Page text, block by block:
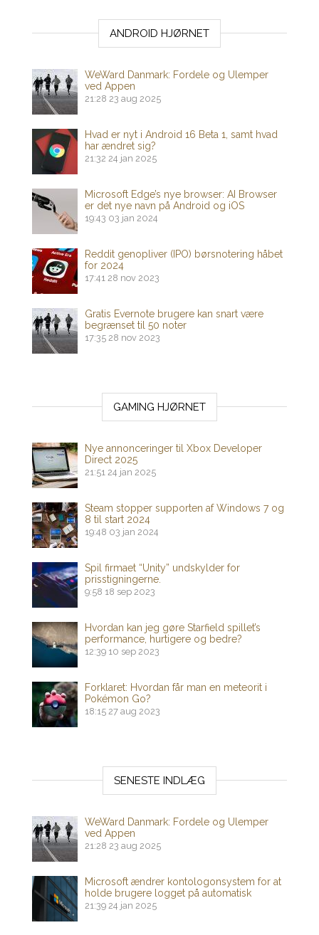
ANDROID HJØRNET
WeWard Danmark: Fordele og Ulemper
ved Appen
21:28 23 aug 2025
Hvad er nyt i Android 16 Beta 1, samt hvad
har ændret sig?
21:32 24 jan 2025
Microsoft Edge’s nye browser: AI Browser
er det nye navn på Android og iOS
19:43 03 jan 2024
Reddit genopliver (IPO) børsnotering håbet
for 2024
17:41 28 nov 2023
Gratis Evernote brugere kan snart være
begrænset til 50 noter
17:35 28 nov 2023
GAMING HJØRNET
Nye annonceringer til Xbox Developer
Direct 2025
21:51 24 jan 2025
Steam stopper supporten af ​​Windows 7 og
8 til start 2024
19:48 03 jan 2024
Spil firmaet “Unity” undskylder for
prisstigningerne.
9:58 18 sep 2023
Hvordan kan jeg gøre Starfield spillet’s
performance, hurtigere og bedre?
12:39 10 sep 2023
Forklaret: Hvordan får man en meteorit i
Pokémon Go?
18:15 27 aug 2023
SENESTE INDLÆG
WeWard Danmark: Fordele og Ulemper
ved Appen
21:28 23 aug 2025
Microsoft ændrer kontologonsystem for at
holde brugere logget på automatisk
21:39 24 jan 2025